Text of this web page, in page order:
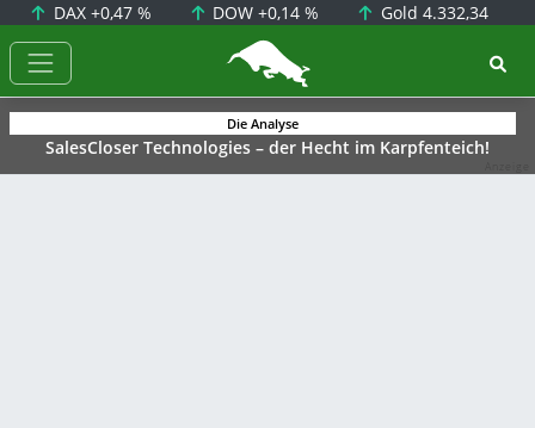
DAX +0,47 % DOW+0,14 % Gold 4.332,34
BörsenNEWS.de
Die Analyse
SalesCloser Technologies – der Hecht im Karpfenteich!